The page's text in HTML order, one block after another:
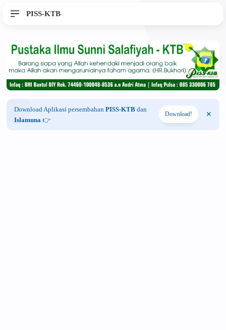
PISS-KTB
Download Aplikasi persembahan PISS-KTB dan
Islamuna 👉
Download!